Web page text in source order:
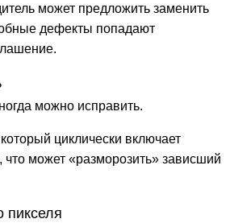
может предложить заменить
дефекты попадают
можно исправить.
циклически включает
что может «разморозить» зависший
пикселя